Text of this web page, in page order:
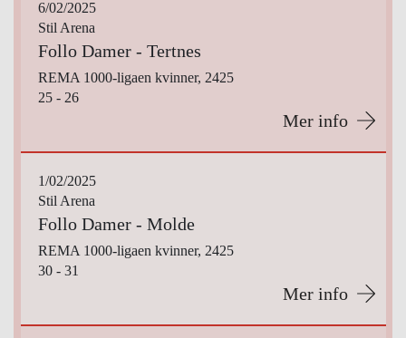
6/02/2025
Stil Arena
Follo Damer - Tertnes
REMA 1000-ligaen kvinner, 2425
25 - 26
Mer info
1/02/2025
Stil Arena
Follo Damer - Molde
REMA 1000-ligaen kvinner, 2425
30 - 31
Mer info